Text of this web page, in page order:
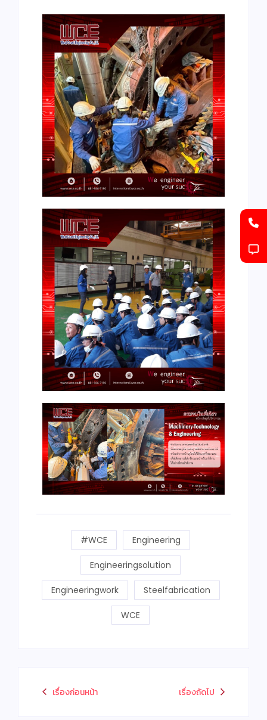
#WCE Engineering
Engineeringsolution
Engineeringwork Steelfabrication
WCE
เรื่องก่อนหน้า เรื่องถัดไป